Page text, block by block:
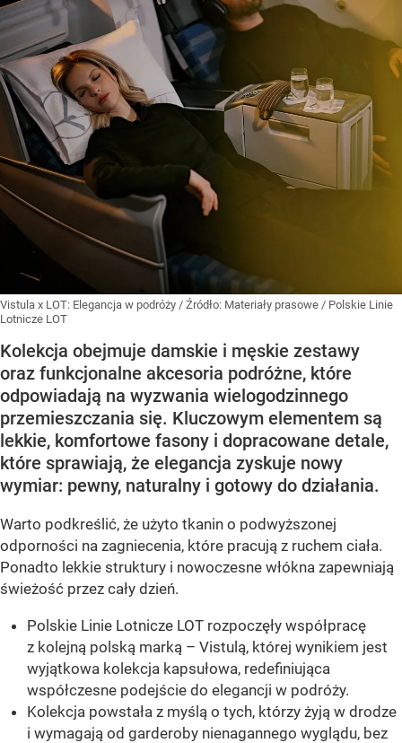
Vistula x LOT: Elegancja w podróży / Źródło: Materiały prasowe / Polskie Linie
Lotnicze LOT
Kolekcja obejmuje damskie i męskie zestawy
oraz funkcjonalne akcesoria podróżne, które
odpowiadają na wyzwania wielogodzinnego
przemieszczania się. Kluczowym elementem są
lekkie, komfortowe fasony i dopracowane detale,
które sprawiają, że elegancja zyskuje nowy
wymiar: pewny, naturalny i gotowy do działania.
Warto podkreślić, że użyto tkanin o podwyższonej
odporności na zagniecenia, które pracują z ruchem ciała.
Ponadto lekkie struktury i nowoczesne włókna zapewniają
świeżość przez cały dzień.
Polskie Linie Lotnicze LOT rozpoczęły współpracę
z kolejną polską marką – Vistulą, której wynikiem jest
wyjątkowa kolekcja kapsułowa, redefiniująca
współczesne podejście do elegancji w podróży.
Kolekcja powstała z myślą o tych, którzy żyją w drodze
i wymagają od garderoby nienagannego wyglądu, bez